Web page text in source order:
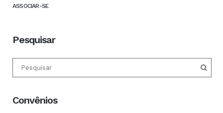
ASSOCIAR-SE
Pesquisar
Convênios